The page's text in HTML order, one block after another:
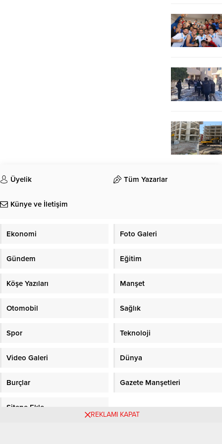
Üyelik Tüm Yazarlar
Künye ve İletişim
Ekonomi Foto Galeri
Gündem Eğitim
Köşe Yazıları Manşet
Otomobil Sağlık
Spor Teknoloji
Video Galeri Dünya
Burçlar Gazete Manşetleri
Sitene Ekle
REKLAMI KAPAT